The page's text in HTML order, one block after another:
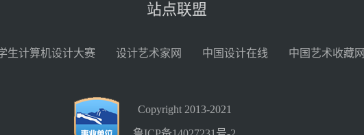
站点联盟
生计算机设计大赛 设计艺术家网 中国设计在线 中国艺术收藏网
Copyright 2013-2021